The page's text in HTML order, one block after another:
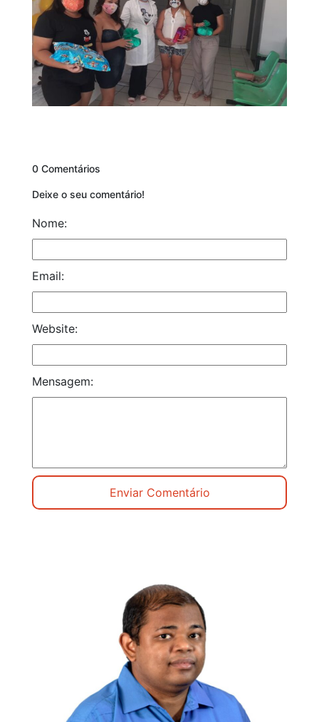
0 Comentários
Deixe o seu comentário!
Nome:
Email:
Website:
Mensagem: